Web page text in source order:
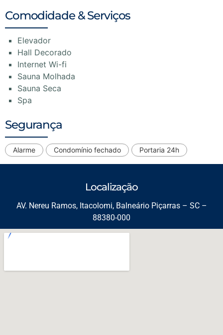
Comodidade & Serviços
Elevador
Hall Decorado
Internet Wi-fi
Sauna Molhada
Sauna Seca
Spa
Segurança
Alarme Condomínio fechado Portaria 24h
Localização
AV. Nereu Ramos, Itacolomi, Balneário Piçarras – SC –
88380-000